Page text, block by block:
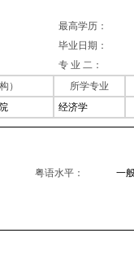
最高学历：
毕业日期：
专 业 二：
） 所学专业
经济学
粤语水平：
一